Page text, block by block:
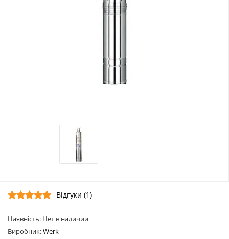
Відгуки (1)
Наявність: Нет в наличии
Виробник:Werk